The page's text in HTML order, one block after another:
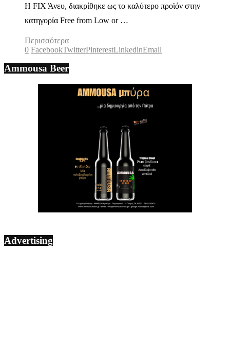
Η FΙΧ Άνευ, διακρίθηκε ως το καλύτερο προϊόν στην
κατηγορία Free from Low or …
Περισσότερα
0 FacebookTwitterPinterestLinkedinEmail
Ammousa Beer
Advertising